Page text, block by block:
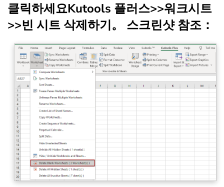
클릭하세요Kutools 플러스>>워크시트
>>빈 시트 삭제하기。 스크린샷 참조：